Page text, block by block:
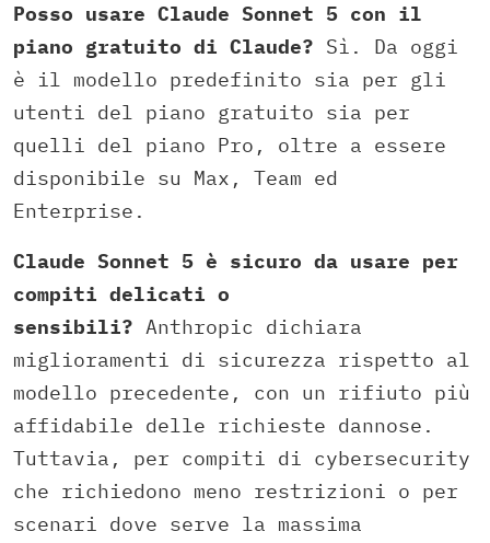
Posso usare Claude Sonnet 5 con il
piano gratuito di Claude? Sì. Da oggi
è il modello predefinito sia per gli
utenti del piano gratuito sia per
quelli del piano Pro, oltre a essere
disponibile su Max, Team ed
Enterprise.
Claude Sonnet 5 è sicuro da usare per
compiti delicati o
sensibili? Anthropic dichiara
miglioramenti di sicurezza rispetto al
modello precedente, con un rifiuto più
affidabile delle richieste dannose.
Tuttavia, per compiti di cybersecurity
che richiedono meno restrizioni o per
scenari dove serve la massima